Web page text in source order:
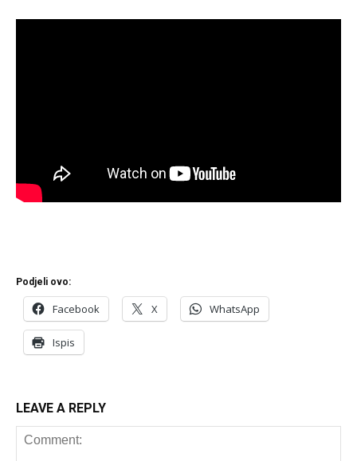
Podjeli ovo:
Facebook X WhatsApp
Ispis
LEAVE A REPLY